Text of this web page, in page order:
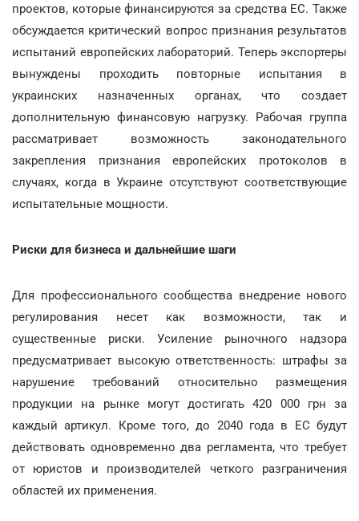
проектов, которые финансируются за средства ЕС. Также
обсуждается критический вопрос признания результатов
испытаний европейских лабораторий. Теперь экспортеры
вынуждены проходить повторные испытания в
украинских назначенных органах, что создает
дополнительную финансовую нагрузку. Рабочая группа
рассматривает возможность законодательного
закрепления признания европейских протоколов в
случаях, когда в Украине отсутствуют соответствующие
испытательные мощности.
Риски для бизнеса и дальнейшие шаги
Для профессионального сообщества внедрение нового
регулирования несет как возможности, так и
существенные риски. Усиление рыночного надзора
предусматривает высокую ответственность: штрафы за
нарушение требований относительно размещения
продукции на рынке могут достигать 420 000 грн за
каждый артикул. Кроме того, до 2040 года в ЕС будут
действовать одновременно два регламента, что требует
от юристов и производителей четкого разграничения
областей их применения.